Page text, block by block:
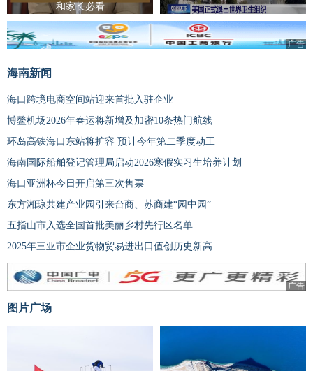
和家长必看
广告
海南新闻
海口跨境电商空间站迎来首批入驻企业
博鳌机场2026年春运将新增及加密10条热门航线
环岛高铁海口东站将扩容 预计今年第二季度动工
海南国际船舶登记管理局启动2026寒假实习生培养计划
海口亚洲杯今日开启第三次售票
东方湘琼共建产业园引来台商、苏商建“园中园”
五指山市入选全国首批美丽乡村先行区名单
2025年三亚市企业货物贸易进出口值创历史新高
广告
图片广场